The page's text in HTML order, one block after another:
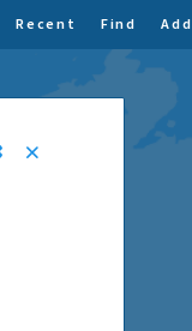
Recent Find Add